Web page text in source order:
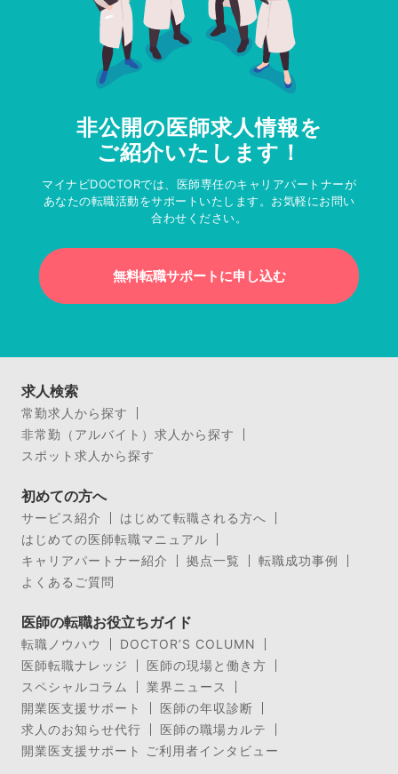
非公開の医師求人情報を
ご紹介いたします！
マイナビDOCTORでは、医師専任のキャリアパートナーが
あなたの転職活動をサポートいたします。お気軽にお問い
合わせください。
無料転職サポートに申し込む
求人検索
常勤求人から探す
非常勤（アルバイト）求人から探す
スポット求人から探す
初めての方へ
サービス紹介
はじめて転職される方へ
はじめての医師転職マニュアル
キャリアパートナー紹介
拠点一覧
転職成功事例
よくあるご質問
医師の転職お役立ちガイド
転職ノウハウ
DOCTOR’S COLUMN
医師転職ナレッジ
医師の現場と働き方
スペシャルコラム
業界ニュース
開業医支援サポート
医師の年収診断
求人のお知らせ代行
医師の職場カルテ
開業医支援サポート ご利用者インタビュー